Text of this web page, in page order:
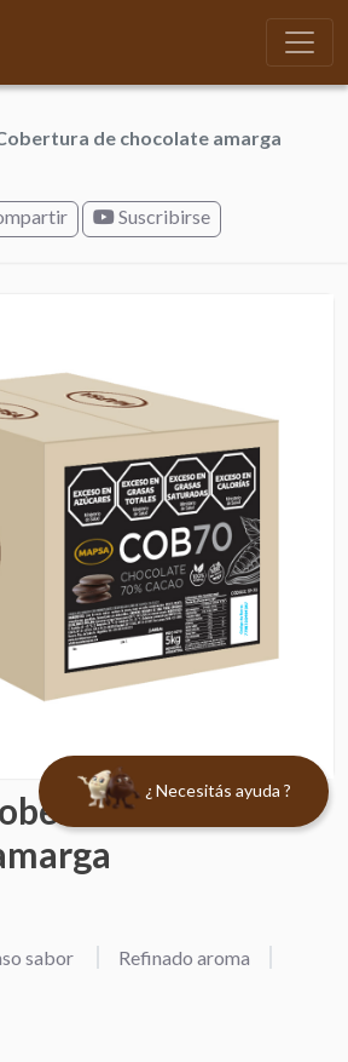
de chocolate amarga
Suscribirse
de
sabor Refinado aroma
¿ Necesitás ayuda ?